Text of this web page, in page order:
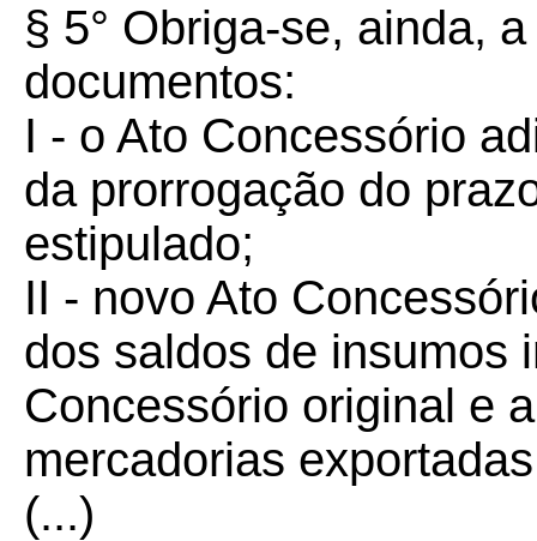
§ 5° Obriga-se, ainda,
documentos:
I - o Ato Concessório
da prorrogação do
estipulado;
II - novo Ato
dos saldos de insumos
Concessório original e
mercadorias
(...)